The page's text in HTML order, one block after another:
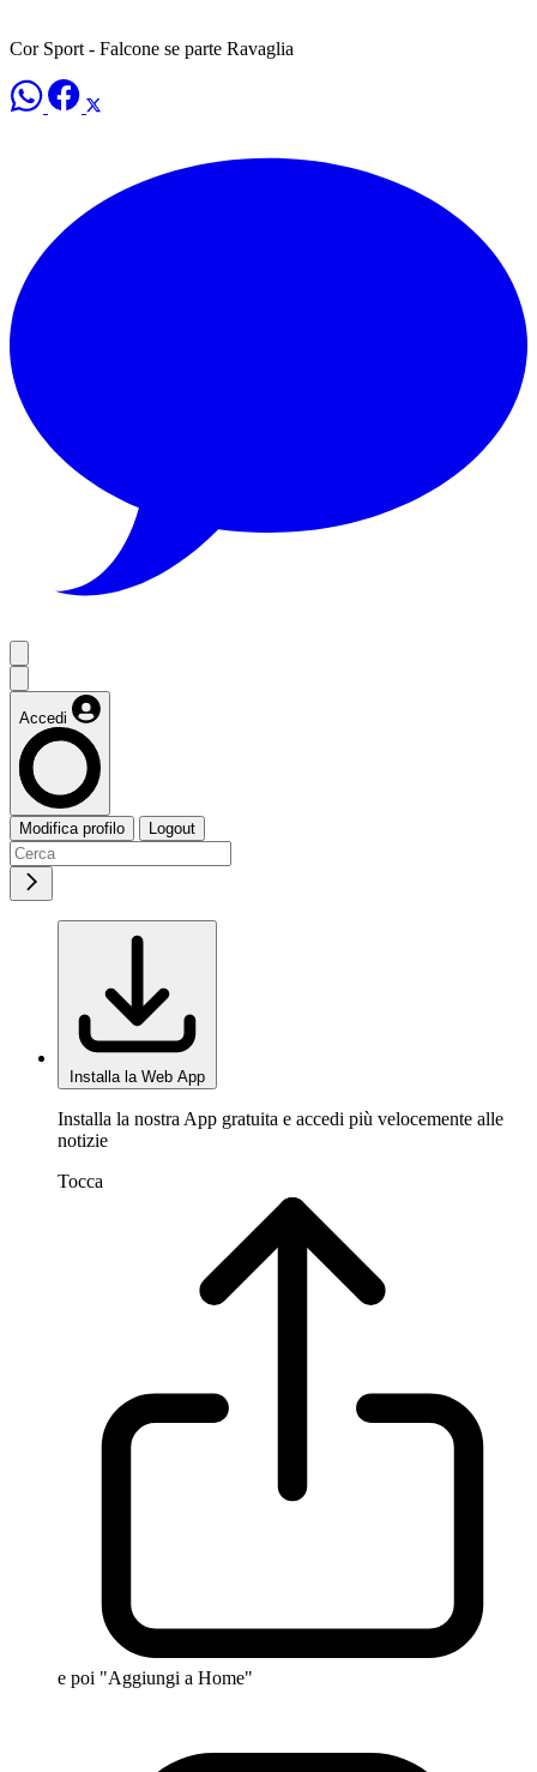
Cor Sport - Falcone se parte Ravaglia
Accedi
Modifica profilo Logout
Installa la Web App
Installa la nostra App gratuita e accedi più velocemente alle
notizie
Tocca
e poi "Aggiungi a Home"